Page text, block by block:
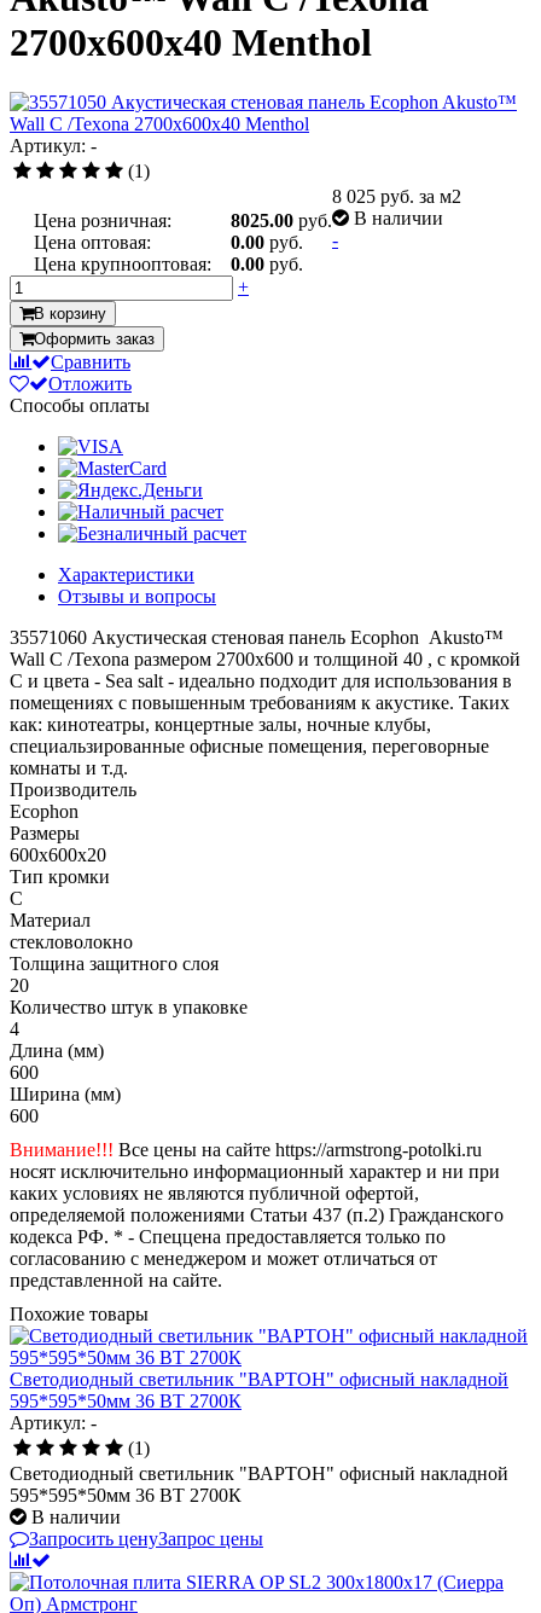
2700x600x40 Menthol
Артикул: -
(1)
Цена розничная: 8025.00 руб.
Цена оптовая:
0.00 руб.
Цена крупнооптовая:
0.00 руб.
8 025 руб. за м2
В наличии
-
+
В корзину
Оформить заказ
Сравнить
Отложить
Способы оплаты
Характеристики
Отзывы и вопросы
35571060 Акустическая стеновая панель Ecophon Akusto™
Wall C /Texona размером 2700x600 и толщиной 40 , с кромкой
C и цвета - Sea salt - идеально подходит для использования в
помещениях с повышенным требованиям к акустике. Таких
как: кинотеатры, концертные залы, ночные клубы,
специальзированные офисные помещения, переговорные
комнаты и т.д.
Производитель
Ecophon
Размеры
600x600x20
Тип кромки
C
Материал
стекловолокно
Толщина защитного слоя
20
Количество штук в упаковке
4
Длина (мм)
600
Ширина (мм)
600
Внимание!!! Все цены на сайте https://armstrong-potolki.ru
носят исключительно информационный характер и ни при
каких условиях не являются публичной офертой,
определяемой положениями Статьи 437 (п.2) Гражданского
кодекса РФ. * - Спеццена предоставляется только по
согласованию с менеджером и может отличаться от
представленной на сайте.
Похожие товары
Светодиодный светильник "ВАРТОН" офисный накладной
595*595*50мм 36 ВТ 2700К
Артикул: -
(1)
Светодиодный светильник "ВАРТОН" офисный накладной
595*595*50мм 36 ВТ 2700К
В наличии
Запросить ценуЗапрос цены